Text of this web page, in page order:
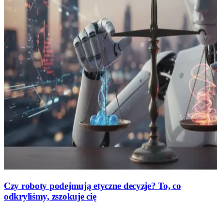
Czy roboty podejmują etyczne decyzje? To, co
odkryliśmy, zszokuje cię